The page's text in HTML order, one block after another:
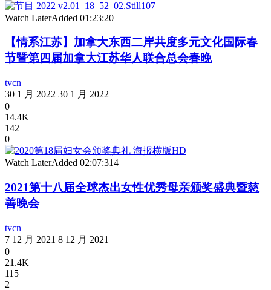
Watch LaterAdded 01:23:20
【情系江苏】加拿大东西二岸共度多元文化国际春
节暨第四届加拿大江苏华人联合总会春晚
tvcn
30 1 月 2022 30 1 月 2022
0
14.4K
142
0
Watch LaterAdded 02:07:314
2021第十八届全球杰出女性优秀母亲颁奖盛典暨慈
善晚会
tvcn
7 12 月 2021 8 12 月 2021
0
21.4K
115
2